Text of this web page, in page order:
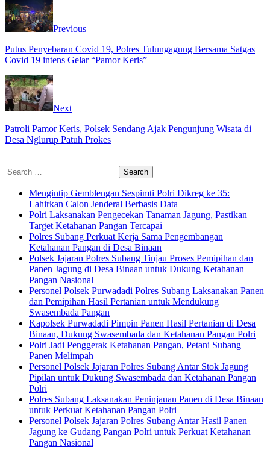
Previous
Putus Penyebaran Covid 19, Polres Tulungagung Bersama Satgas
Covid 19 intens Gelar “Pamor Keris”
Next
Patroli Pamor Keris, Polsek Sendang Ajak Pengunjung Wisata di
Desa Nglurup Patuh Prokes
Search
for:
Mengintip Gemblengan Sespimti Polri Dikreg ke 35:
Lahirkan Calon Jenderal Berbasis Data
Polri Laksanakan Pengecekan Tanaman Jagung, Pastikan
Target Ketahanan Pangan Tercapai
Polres Subang Perkuat Kerja Sama Pengembangan
Ketahanan Pangan di Desa Binaan
Polsek Jajaran Polres Subang Tinjau Proses Pemipihan dan
Panen Jagung di Desa Binaan untuk Dukung Ketahanan
Pangan Nasional
Personel Polsek Purwadadi Polres Subang Laksanakan Panen
dan Pemipihan Hasil Pertanian untuk Mendukung
Swasembada Pangan
Kapolsek Purwadadi Pimpin Panen Hasil Pertanian di Desa
Binaan, Dukung Swasembada dan Ketahanan Pangan Polri
Polri Jadi Penggerak Ketahanan Pangan, Petani Subang
Panen Melimpah
Personel Polsek Jajaran Polres Subang Antar Stok Jagung
Pipilan untuk Dukung Swasembada dan Ketahanan Pangan
Polri
Polres Subang Laksanakan Peninjauan Panen di Desa Binaan
untuk Perkuat Ketahanan Pangan Polri
Personel Polsek Jajaran Polres Subang Antar Hasil Panen
Jagung ke Gudang Pangan Polri untuk Perkuat Ketahanan
Pangan Nasional